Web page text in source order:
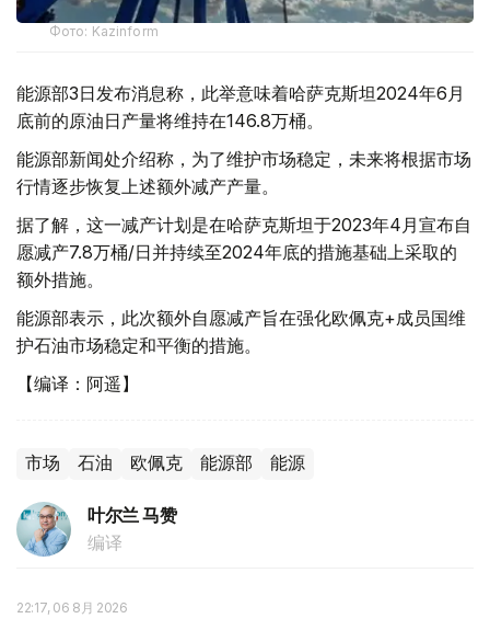
Фото: Kazinform
能源部3日发布消息称，此举意味着哈萨克斯坦2024年6月
底前的原油日产量将维持在146.8万桶。
能源部新闻处介绍称，为了维护市场稳定，未来将根据市场
行情逐步恢复上述额外减产产量。
据了解，这一减产计划是在哈萨克斯坦于2023年4月宣布自
愿减产7.8万桶/日并持续至2024年底的措施基础上采取的
额外措施。
能源部表示，此次额外自愿减产旨在强化欧佩克+成员国维
护石油市场稳定和平衡的措施。
【编译：阿遥】
市场 石油 欧佩克 能源部 能源
叶尔兰 马赞
编译
22:17, 06 8月 2026